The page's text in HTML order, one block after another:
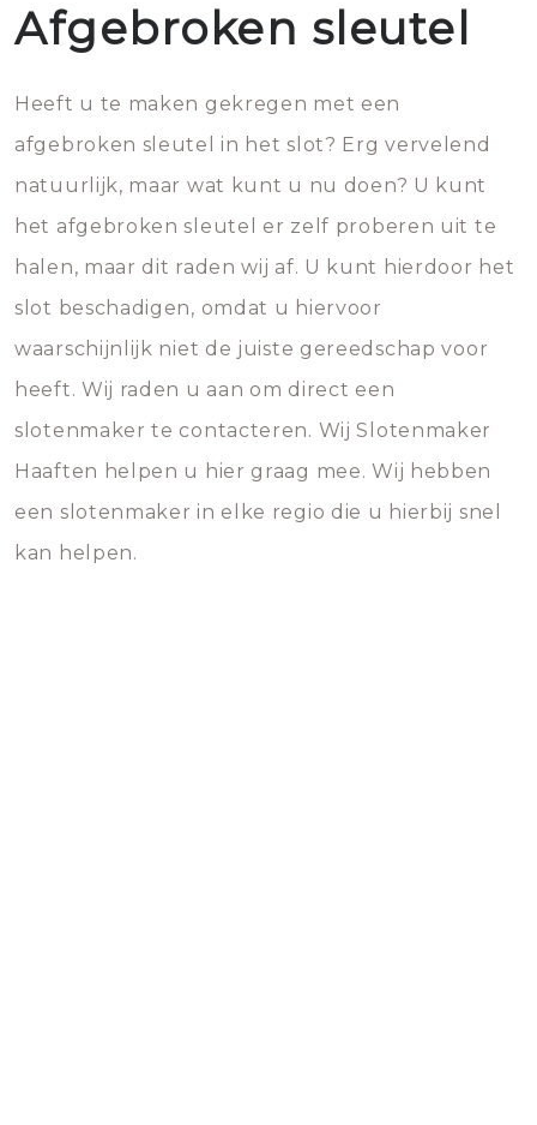
Afgebroken sleutel
Heeft u te maken gekregen met een
afgebroken sleutel in het slot? Erg vervelend
natuurlijk, maar wat kunt u nu doen? U kunt
het afgebroken sleutel er zelf proberen uit te
halen, maar dit raden wij af. U kunt hierdoor het
slot beschadigen, omdat u hiervoor
waarschijnlijk niet de juiste gereedschap voor
heeft. Wij raden u aan om direct een
slotenmaker te contacteren. Wij Slotenmaker
Haaften helpen u hier graag mee. Wij hebben
een slotenmaker in elke regio die u hierbij snel
kan helpen.